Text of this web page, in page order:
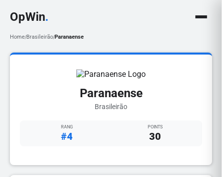
OpWin.
Home/Brasileirão/Paranaense
Paranaense
Brasileirão
RANG
#4
POINTS
30